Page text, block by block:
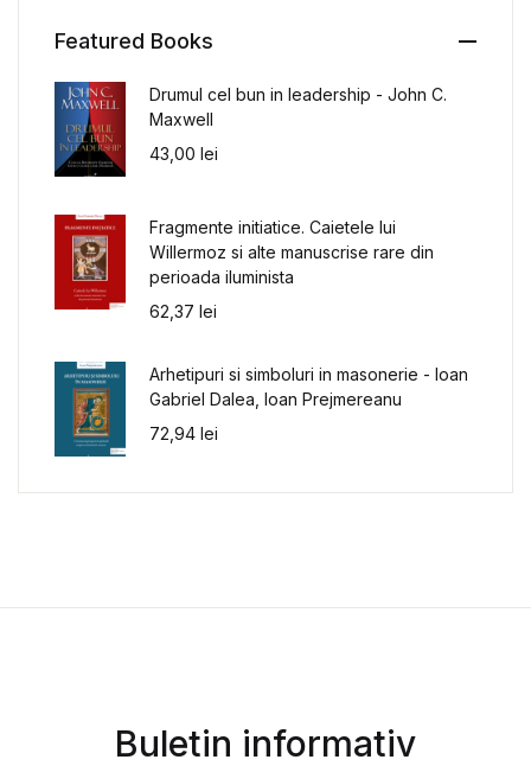
Featured Books
Drumul cel bun in leadership - John C.
Maxwell
43,00 lei
Fragmente initiatice. Caietele lui
Willermoz si alte manuscrise rare din
perioada iluminista
62,37 lei
Arhetipuri si simboluri in masonerie - Ioan
Gabriel Dalea, Ioan Prejmereanu
72,94 lei
Buletin informativ